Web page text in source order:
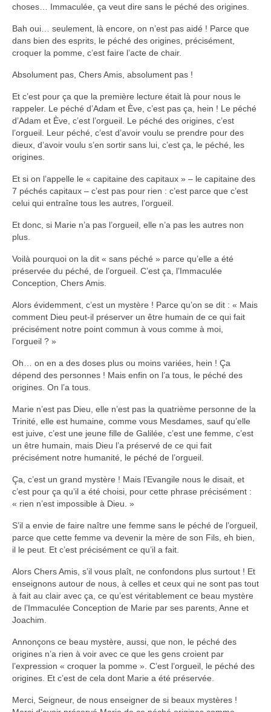
choses… Immaculée, ça veut dire sans le péché des origines.
Bah oui… seulement, là encore, on n’est pas aidé ! Parce que
dans bien des esprits, le péché des origines, précisément,
croquer la pomme, c’est faire l’acte de chair.
Absolument pas, Chers Amis, absolument pas !
Et c’est pour ça que la première lecture était là pour nous le
rappeler. Le péché d’Adam et Ève, c’est pas ça, hein ! Le péché
d’Adam et Ève, c’est l’orgueil. Le péché des origines, c’est
l’orgueil. Leur péché, c’est d’avoir voulu se prendre pour des
dieux, d’avoir voulu s’en sortir sans lui, c’est ça, le péché, les
origines.
Et si on l’appelle le « capitaine des capitaux » – le capitaine des
7 péchés capitaux – c’est pas pour rien : c’est parce que c’est
celui qui entraîne tous les autres, l’orgueil.
Et donc, si Marie n’a pas l’orgueil, elle n’a pas les autres non
plus.
Voilà pourquoi on la dit « sans péché » parce qu’elle a été
préservée du péché, de l’orgueil. C’est ça, l’Immaculée
Conception, Chers Amis.
Alors évidemment, c’est un mystère ! Parce qu’on se dit : « Mais
comment Dieu peut-il préserver un être humain de ce qui fait
précisément notre point commun à vous comme à moi,
l’orgueil ? »
Oh… on en a des doses plus ou moins variées, hein ! Ça
dépend des personnes ! Mais enfin on l’a tous, le péché des
origines. On l’a tous.
Marie n’est pas Dieu, elle n’est pas la quatrième personne de la
Trinité, elle est humaine, comme vous Mesdames, sauf qu’elle
est juive, c’est une jeune fille de Galilée, c’est une femme, c’est
un être humain, mais Dieu l’a préservé de ce qui fait
précisément notre humanité, le péché de l’orgueil.
Ça, c’est un grand mystère ! Mais l’Evangile nous le disait, et
c’est pour ça qu’il a été choisi, pour cette phrase précisément :
« rien n’est impossible à Dieu. »
S’il a envie de faire naître une femme sans le péché de l’orgueil,
parce que cette femme va devenir la mère de son Fils, eh bien,
il le peut. Et c’est précisément ce qu’il a fait.
Alors Chers Amis, s’il vous plaît, ne confondons plus surtout ! Et
enseignons autour de nous, à celles et ceux qui ne sont pas tout
à fait au clair avec ça, ce qu’est véritablement ce beau mystère
de l’Immaculée Conception de Marie par ses parents, Anne et
Joachim.
Annonçons ce beau mystère, aussi, que non, le péché des
origines n’a rien à voir avec ce que les gens croient par
l’expression « croquer la pomme ». C’est l’orgueil, le péché des
origines. Et c’est de cela dont Marie a été préservée.
Merci, Seigneur, de nous enseigner de si beaux mystères !